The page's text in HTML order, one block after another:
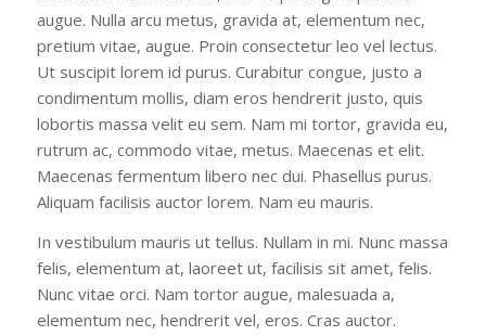
augue. Nulla arcu metus, gravida at, elementum nec,
pretium vitae, augue. Proin consectetur leo vel lectus.
Ut suscipit lorem id purus. Curabitur congue, justo a
condimentum mollis, diam eros hendrerit justo, quis
lobortis massa velit eu sem. Nam mi tortor, gravida eu,
rutrum ac, commodo vitae, metus. Maecenas et elit.
Maecenas fermentum libero nec dui. Phasellus purus.
Aliquam facilisis auctor lorem. Nam eu mauris.
In vestibulum mauris ut tellus. Nullam in mi. Nunc massa
felis, elementum at, laoreet ut, facilisis sit amet, felis.
Nunc vitae orci. Nam tortor augue, malesuada a,
elementum nec, hendrerit vel, eros. Cras auctor.